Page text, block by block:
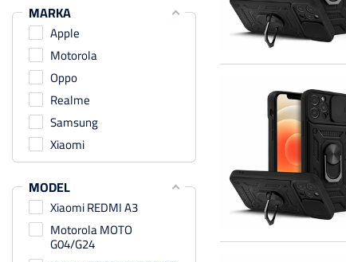
MARKA
Apple
Motorola
Oppo
Realme
Samsung
Xiaomi
MODEL
Xiaomi REDMI A3
Motorola MOTO
G04/G24